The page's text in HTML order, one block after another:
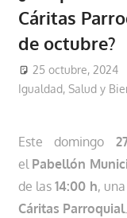
Cáritas
de octubre?
25 octubre, 2024
Igualdad, Salud y
Este domingo
el Pabellón
de las14:00 h, una
Cáritas Parroquial.